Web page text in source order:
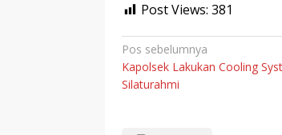
Post Views: 381
Navigasi
pos
Pos sebelumnya
Kapolsek Lakukan Cooling
Silaturahmi